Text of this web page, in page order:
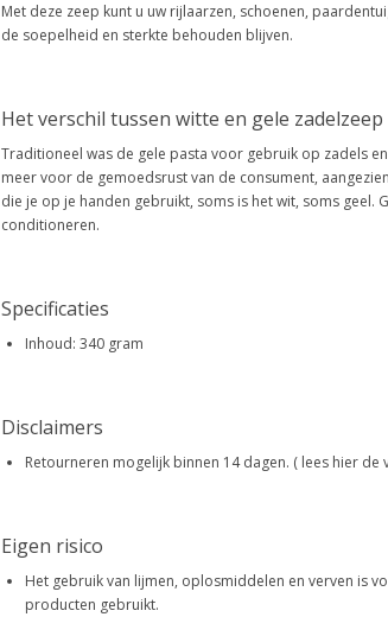
Met deze zeep kunt u uw rijlaarzen, schoenen,
de soepelheid en sterkte behouden blijven.
Het verschil tussen witte en gele zadelzeep
Traditioneel was de gele pasta voor gebruik op zadels
meer voor de gemoedsrust van de consument,
die je op je handen gebruikt, soms is het wit, soms
conditioneren.
Specificaties
Inhoud: 340 gram
Disclaimers
Retourneren mogelijk binnen 14 dagen. ( lees hier
Eigen risico
Het gebruik van lijmen, oplosmiddelen en verven is
producten gebruikt.